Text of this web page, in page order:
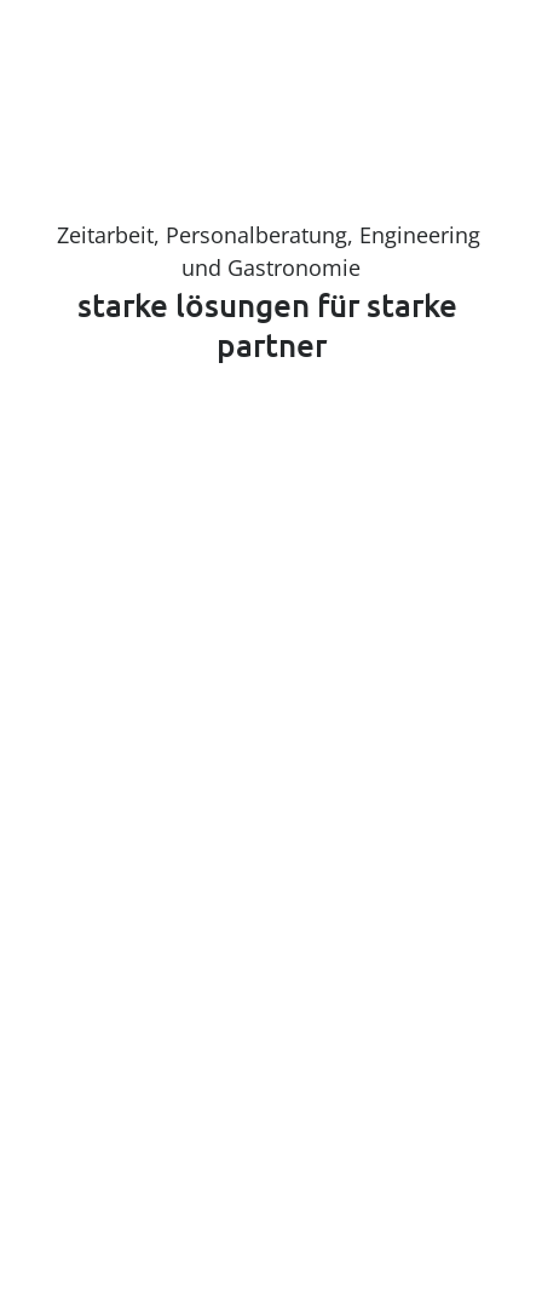
Zeitarbeit, Personalberatung, Engineering
und Gastronomie
starke lösungen für starke
partner